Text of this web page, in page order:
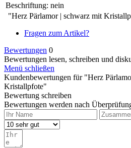
Beschriftung: nein
"Herz Pärlamor | schwarz mit
Fragen zum Artikel?
Bewertungen 0
Bewertungen lesen, schreiben und
Menü schließen
Kundenbewertungen für "Herz
Kristallpfote"
Bewertung schreiben
Bewertungen werden nach